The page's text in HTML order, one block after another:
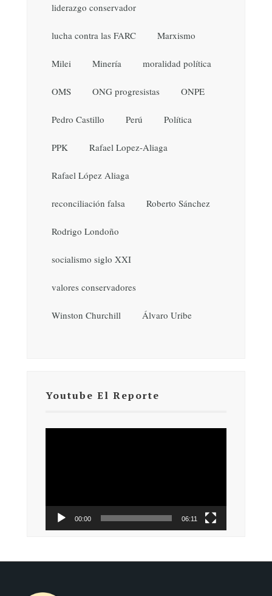
liderazgo conservador
lucha contra las FARC Marxismo
Milei Minería moralidad política
OMS ONG progresistas ONPE
Pedro Castillo Perú Política
PPK Rafael Lopez-Aliaga
Rafael López Aliaga
reconciliación falsa Roberto Sánchez
Rodrigo Londoño
socialismo siglo XXI
valores conservadores
Winston Churchill Álvaro Uribe
Youtube El Reporte
00:00 06:11